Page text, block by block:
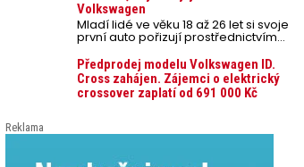
Volkswagen
Mladí lidé ve věku 18 až 26 let si svoje
první auto pořizují prostřednictvím
úvěrového financování jako ojeté. Je
to tak u 93,3 % lidí, jen 6,7 % si pořídí
nové auto. Průměrná pořizovací
cena vozu dosahuje 337 tisíc korun a
průměrná financovaná částka
posledních 10 let (2016–2026).
Předprodej modelu Volkswagen ID.
Cross zahájen. Zájemci o elektrický
crossover zaplatí od 691 000 Kč
Reklama